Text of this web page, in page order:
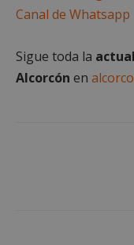
Canal de Whatsapp
Sigue toda la
Alcorcón en